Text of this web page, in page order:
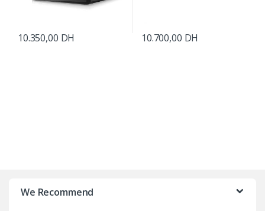
10.350,00 DH 10.700,00 DH
We Recommend